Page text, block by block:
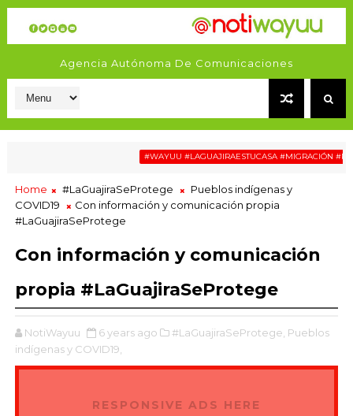
Agencia Autónoma De Comunicaciones
#WAYUU #LAGUAJIRAESTUCASA #MIGRACIÓN
Home #LaGuajiraSeProtege
Pueblos indígenas y
COVID19
Con información y comunicación propia
#LaGuajiraSeProtege
Con información y comunicación
propia #LaGuajiraSeProtege
NotiWayuu 6 years ago #LaGuajiraSeProtege, Pueblos
indígenas y COVID19,
RESPONSIVE ADS HERE